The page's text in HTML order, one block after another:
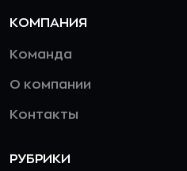
КОМПАНИЯ
Команда
О компании
Контакты
РУБРИКИ